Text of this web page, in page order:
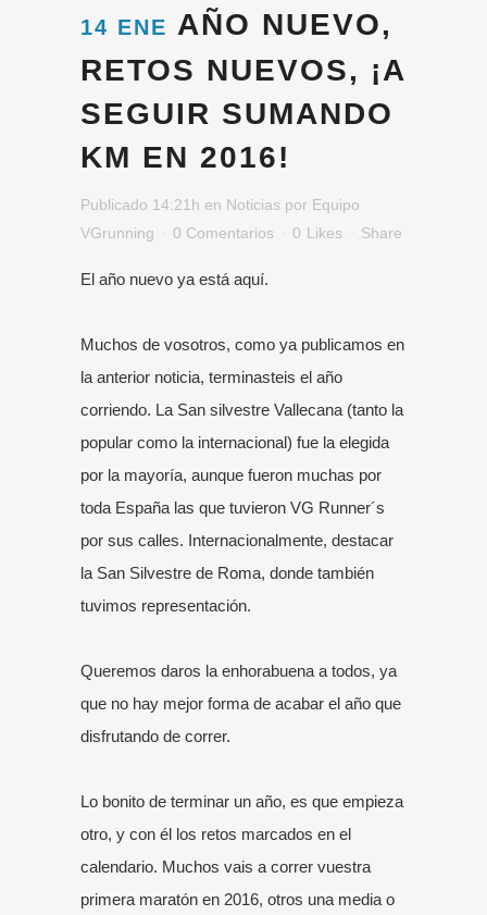
14 ENE AÑO NUEVO,
RETOS NUEVOS, ¡A
SEGUIR SUMANDO
KM EN 2016!
Publicado 14:21h en Noticias por Equipo
VGrunning
0 Comentarios 0 Likes Share
El año nuevo ya está aquí.
Muchos de vosotros, como ya publicamos en
la anterior noticia, terminasteis el año
corriendo. La San silvestre Vallecana (tanto la
popular como la internacional) fue la elegida
por la mayoría, aunque fueron muchas por
toda España las que tuvieron VG Runner´s
por sus calles. Internacionalmente, destacar
la San Silvestre de Roma, donde también
tuvimos representación.
Queremos daros la enhorabuena a todos, ya
que no hay mejor forma de acabar el año que
disfrutando de correr.
Lo bonito de terminar un año, es que empieza
otro, y con él los retos marcados en el
calendario. Muchos vais a correr vuestra
primera maratón en 2016, otros una media o